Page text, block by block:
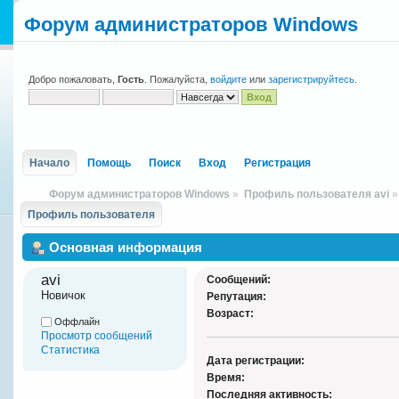
Форум администраторов Windows
Добро пожаловать, Гость . Пожалуйста, войдите или зарегистрируйтесь
Начало Помощь Поиск Вход Регистрация
Форум администраторов Windows » Профиль пользователя avi »
Профиль пользователя
Основная информация
avi
Новичок
Оффлайн
Просмотр сообщений
Статистика
Сообщений:
Репутация:
Возраст:
Дата регистрации:
Время:
Последняя активность: